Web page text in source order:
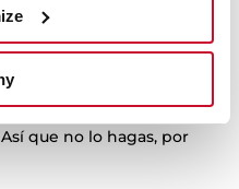
cuando está
. Si bien se
querrás conservar el
tiempo, por encima
Así que no lo hagas, por